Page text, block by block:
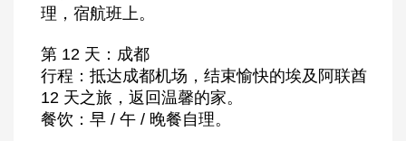
理，宿航班上。
第 12 天：成都
行程：抵达成都机场，结束愉快的埃及阿联酋
12 天之旅，返回温馨的家。
餐饮：早 / 午 / 晚餐自理。